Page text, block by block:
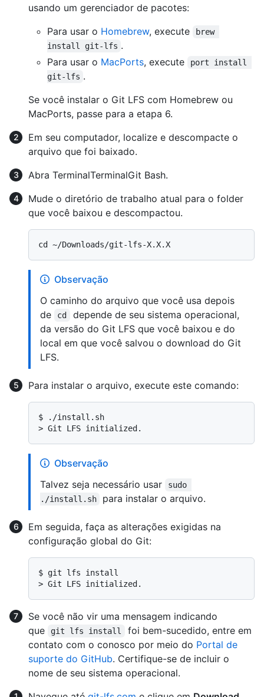
usando um gerenciador de pacotes:
Para usar o Homebrew, execute
brew
install git-lfs .
Para usar o MacPorts, execute
port install
git-lfs .
Se você instalar o Git LFS com Homebrew ou
MacPorts, passe para a etapa 6.
Em seu computador, localize e descompacte o
arquivo que foi baixado.
Abra TerminalTerminalGit Bash.
Mude o diretório de trabalho atual para o folder
que você baixou e descompactou.
Observação
O caminho do arquivo que você usa depois
de
cd
depende de seu sistema operacional,
da versão do Git LFS que você baixou e do
local em que você salvou o download do Git
LFS.
Para instalar o arquivo, execute este comando:
$
./install.sh
> Git LFS initialized.
Observação
Talvez seja necessário usar
sudo
./install.sh
para instalar o arquivo.
Em seguida, faça as alterações exigidas na
configuração global do Git:
$ git lfs install
> Git LFS initialized.
Se você não vir uma mensagem indicando
que
git lfs install
foi bem-sucedido, entre em
contato com o conosco por meio do Portal de
suporte do GitHub. Certifique-se de incluir o
nome de seu sistema operacional.